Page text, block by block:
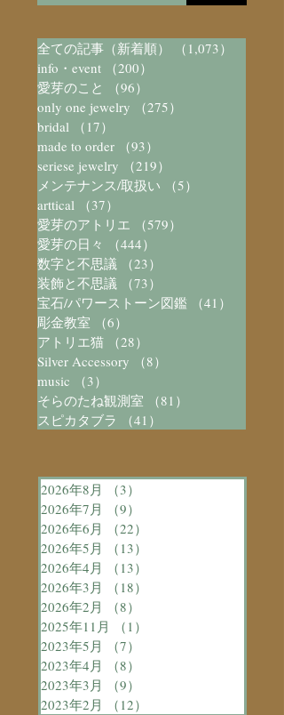
全ての記事（新着順） （1,073）
info・event
（200）
愛芽のこと
（96）
only one jewelry
（275）
bridal
（17）
made to order
（93）
seriese jewelry
（219）
メンテナンス/取扱い
（5）
arttical
（37）
愛芽のアトリエ
（579）
愛芽の日々
（444）
数字と不思議
（23）
装飾と不思議
（73）
宝石/パワーストーン図鑑
（41）
彫金教室
（6）
アトリエ猫
（28）
Silver Accessory
（8）
music
（3）
そらのたね観測室
（81）
スピカタブラ
（41）
2026年8月 （3）
2026年7月
（9）
2026年6月
（22）
2026年5月
（13）
2026年4月
（13）
2026年3月
（18）
2026年2月
（8）
2025年11月
（1）
2023年5月
（7）
2023年4月
（8）
2023年3月
（9）
2023年2月
（12）